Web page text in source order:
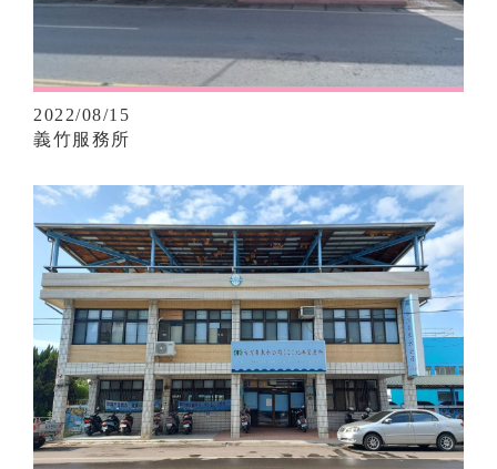
2022/08/15
義竹服務所